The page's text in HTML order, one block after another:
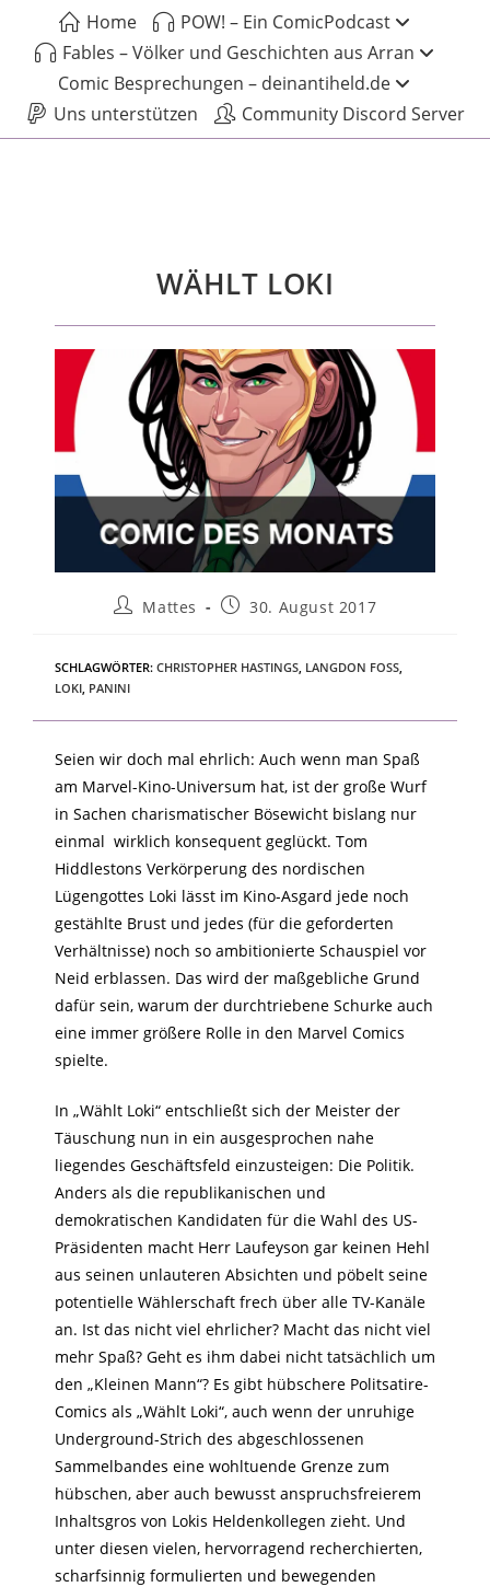
Home
POW! – Ein ComicPodcast
Fables – Völker und Geschichten aus Arran
Comic Besprechungen – deinantiheld.de
Uns unterstützen
Community Discord Server
WÄHLT LOKI
Mattes 30. August 2017
SCHLAGWÖRTER: CHRISTOPHER HASTINGS LANGDON FOSS
LOKI PANINI
Seien wir doch mal ehrlich: Auch wenn man Spaß
am Marvel-Kino-Universum hat, ist der große Wurf
in Sachen charismatischer Bösewicht bislang nur
einmal wirklich konsequent geglückt. Tom
Hiddlestons Verkörperung des nordischen
Lügengottes Loki lässt im Kino-Asgard jede noch
gestählte Brust und jedes (für die geforderten
Verhältnisse) noch so ambitionierte Schauspiel vor
Neid erblassen. Das wird der maßgebliche Grund
dafür sein, warum der durchtriebene Schurke auch
eine immer größere Rolle in den Marvel Comics
spielte.
In „Wählt Loki“ entschließt sich der Meister der
Täuschung nun in ein ausgesprochen nahe
liegendes Geschäftsfeld einzusteigen: Die Politik.
Anders als die republikanischen und
demokratischen Kandidaten für die Wahl des US-
Präsidenten macht Herr Laufeyson gar keinen Hehl
aus seinen unlauteren Absichten und pöbelt seine
potentielle Wählerschaft frech über alle TV-Kanäle
an. Ist das nicht viel ehrlicher? Macht das nicht viel
mehr Spaß? Geht es ihm dabei nicht tatsächlich um
den „Kleinen Mann“? Es gibt hübschere Politsatire-
Comics als „Wählt Loki“, auch wenn der unruhige
Underground-Strich des abgeschlossenen
Sammelbandes eine wohltuende Grenze zum
hübschen, aber auch bewusst anspruchsfreierem
Inhaltsgros von Lokis Heldenkollegen zieht. Und
unter diesen vielen, hervorragend recherchierten,
scharfsinnig formulierten und bewegenden